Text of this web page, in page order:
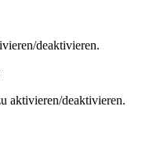
deaktivieren.
aktivieren/deaktivieren.